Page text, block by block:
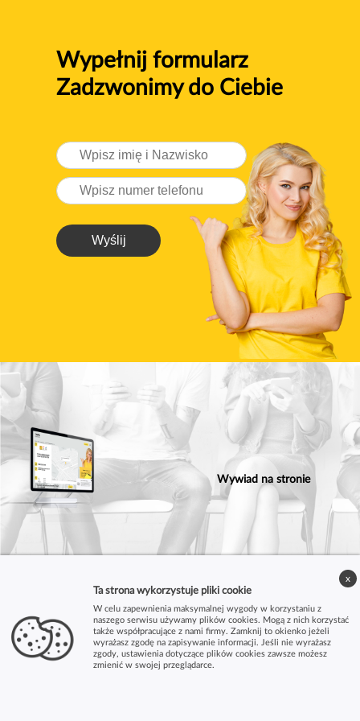
Wypełnij formularz
Zadzwonimy do Ciebie
Wyślij
Wywiad na stronie
Ta strona wykorzystuje pliki cookie
W celu zapewnienia maksymalnej wygody w korzystaniu z
naszego serwisu używamy plików cookies. Mogą z nich korzystać
także współpracujące z nami firmy. Zamknij to okienko jeżeli
wyrażasz zgodę na zapisywanie informacji. Jeśli nie wyrażasz
zgody, ustawienia dotyczące plików cookies zawsze możesz
zmienić w swojej przeglądarce.
x